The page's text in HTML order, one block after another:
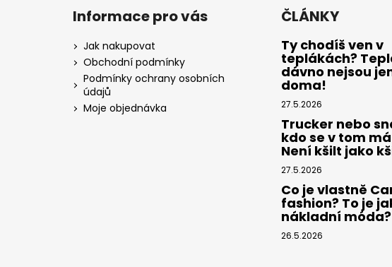
Informace pro vás
Jak nakupovat
Obchodní podmínky
Podmínky ochrany osobních
údajů
Moje objednávka
ČLÁNKY
Ty chodíš ven v
teplákách?
dávno nejsou
doma!
27.5.2026
Trucker nebo
kdo se v tom
Není kšilt jako
27.5.2026
Co je vlastně
fashion? To je
nákladní móda?
26.5.2026